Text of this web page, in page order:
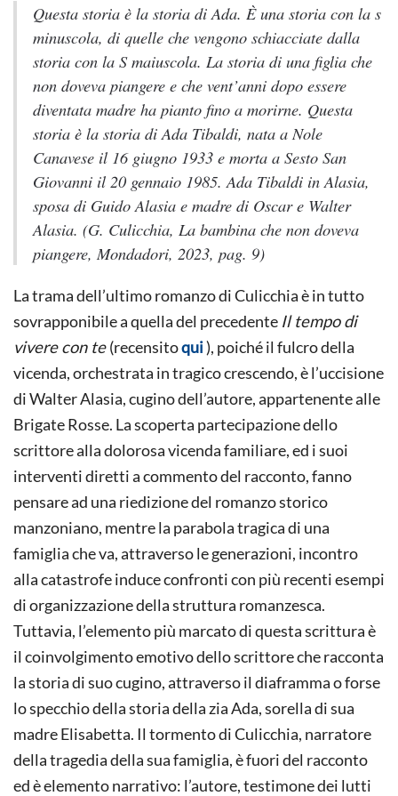
DOVEVA
PIANGERE”
GIUSEPPE
CULICCHIA
Questa storia è la storia di Ada. È una storia con la s
minuscola, di quelle che vengono schiacciate dalla
storia con la S maiuscola. La storia di una figlia che
non doveva piangere e che vent’anni dopo essere
diventata madre ha pianto fino a morirne. Questa
storia è la storia di Ada Tibaldi, nata a Nole
Canavese il 16 giugno 1933 e morta a Sesto San
Giovanni il 20 gennaio 1985. Ada Tibaldi in Alasia,
sposa di Guido Alasia e madre di Oscar e Walter
Alasia. (G. Culicchia, La bambina che non doveva
piangere, Mondadori, 2023, pag. 9)
La trama dell’ultimo romanzo di Culicchia è in tutto
sovrapponibile a quella del precedente Il tempo di
vivere con te(recensitoqui), poiché il fulcro della
vicenda, orchestrata in tragico crescendo, è l’uccisione
di Walter Alasia, cugino dell’autore, appartenente alle
Brigate Rosse. La scoperta partecipazione dello
scrittore alla dolorosa vicenda familiare, ed i suoi
interventi diretti a commento del racconto, fanno
pensare ad una riedizione del romanzo storico
manzoniano, mentre la parabola tragica di una
famiglia che va, attraverso le generazioni, incontro
alla catastrofe induce confronti con più recenti esempi
di organizzazione della struttura romanzesca.
Tuttavia, l’elemento più marcato di questa scrittura è
il coinvolgimento emotivo dello scrittore che racconta
la storia di suo cugino, attraverso il diaframma o forse
lo specchio della storia della zia Ada, sorella di sua
madre Elisabetta. Il tormento di Culicchia, narratore
della tragedia della sua famiglia, è fuori del racconto
ed è elemento narrativo: l’autore, testimone dei lutti